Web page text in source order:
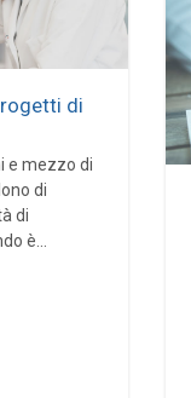
di
e mezzo di
di
di
è...